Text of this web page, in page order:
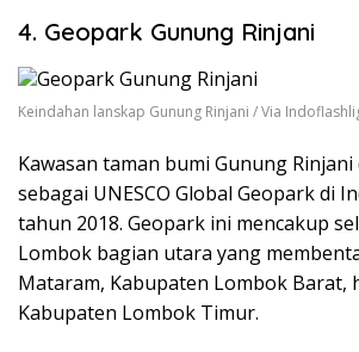
4. Geopark Gunung Rinjani
Keindahan lanskap Gunung Rinjani / Via
Kawasan taman bumi Gunung
sebagai UNESCO Global Geopark di
tahun 2018. Geopark ini mencakup
Lombok bagian utara yang
Mataram, Kabupaten Lombok Barat,
Kabupaten Lombok Timur.